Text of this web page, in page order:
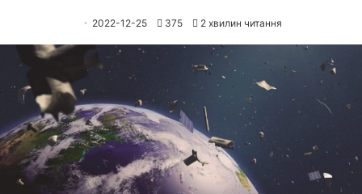
2022-12-25 375 2 хвилин читання